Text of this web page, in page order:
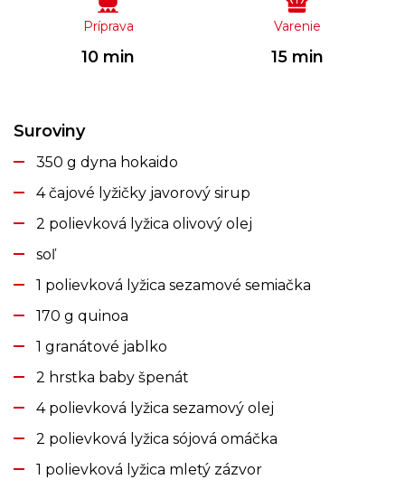
Príprava
10 min
Varenie
15 min
Suroviny
350 g dyna hokaido
4 čajové lyžičky javorový sirup
2 polievková lyžica olivový olej
soľ
1 polievková lyžica sezamové semiačka
170 g quinoa
1 granátové jablko
2 hrstka baby špenát
4 polievková lyžica sezamový olej
2 polievková lyžica sójová omáčka
1 polievková lyžica mletý zázvor